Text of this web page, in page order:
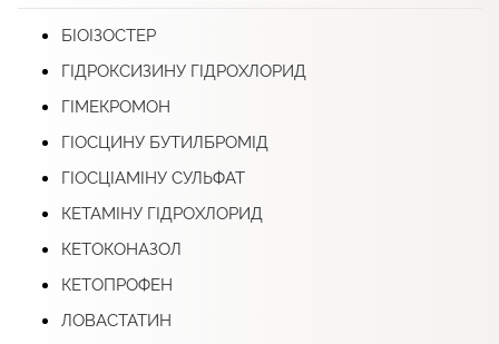
БІОІЗОСТЕР
ГІДРОКСИЗИНУ ГІДРОХЛОРИД
ГІМЕКРОМОН
ГІОСЦИНУ БУТИЛБРОМІД
ГІОСЦІАМІНУ СУЛЬФАТ
КЕТАМІНУ ГІДРОХЛОРИД
КЕТОКОНАЗОЛ
КЕТОПРОФЕН
ЛОВАСТАТИН